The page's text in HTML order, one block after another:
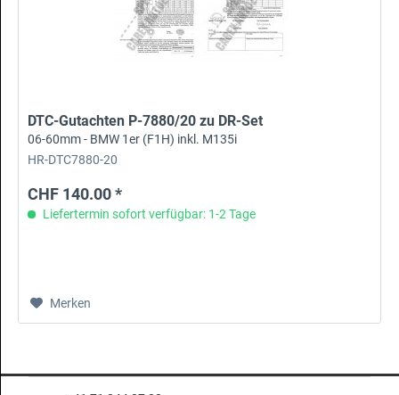
DTC-Gutachten P-7880/20 zu DR-Set
06-60mm - BMW 1er (F1H) inkl. M135i
HR-DTC7880-20
CHF 140.00 *
Liefertermin sofort verfügbar: 1-2 Tage
Merken